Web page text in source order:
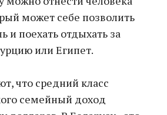
может себе позволить
и поехать отдыхать за
или Египет.
что средний класс
семейный доход